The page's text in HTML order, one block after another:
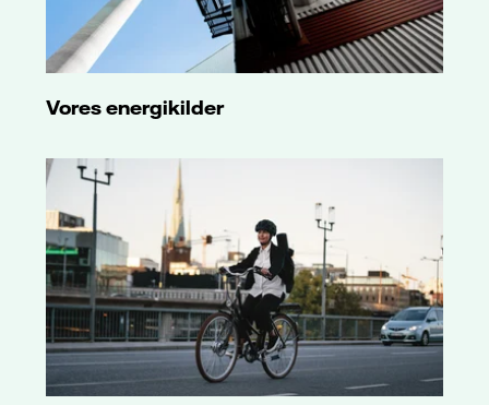
Vores energikilder